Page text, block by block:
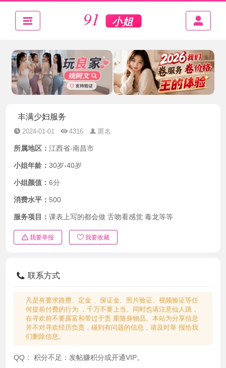
丰满少妇服务
2024-01-01 4316 匿名
所属地区： 江西省-南昌市
小姐年龄： 30岁-40岁
小姐颜值： 6分
消费水平： 500
服务项目： 课表上写的都会做 舌吻看感觉 毒龙等等
我要举报 我要收藏
联系方式
凡是有要求路费、定金 、保证金、照片验证、视频验证等任
何提前付费的行为 ，千万不要上当。同时也请注意仙人跳，
在寻欢前不要露富和带过于贵 重随身物品。本站为分享信息
并不对寻欢经历负责，碰到有问题的信息，请及时举 报给我
们删除信息。
QQ： 积分不足：发帖赚积分或开通VIP。